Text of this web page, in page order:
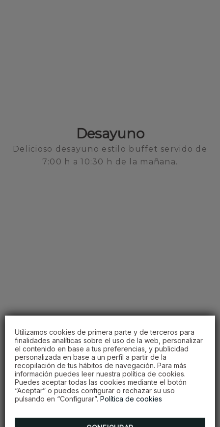
Utilizamos cookies de primera parte y de terceros para
finalidades analíticas sobre el uso de la web, personalizar
el contenido en base a tus preferencias, y publicidad
personalizada en base a un perfil a partir de la
recopilación de tus hábitos de navegación. Para más
información puedes leer nuestra política de cookies.
Puedes aceptar todas las cookies mediante el botón
“Aceptar” o puedes configurar o rechazar su uso
pulsando en “Configurar”. Política de cookies
Desayuno
Delicioso desayuno estilo buffet servido de
7:00 h a 10:30 h de la mañana.
Gimnasio
Completamente equipado para asegurarle
un entrenamiento fructífero.